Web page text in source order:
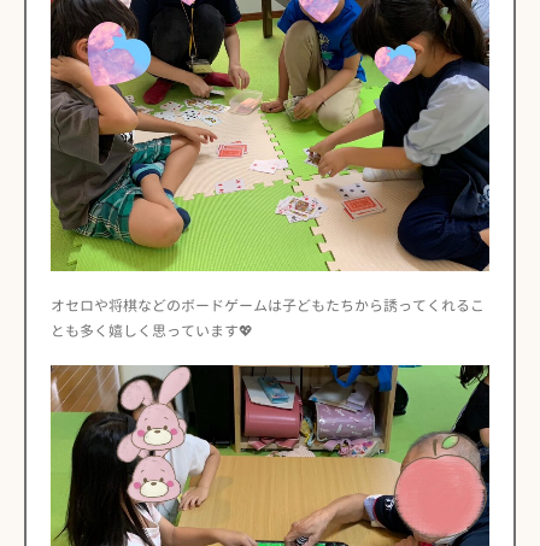
オセロや将棋などのボードゲームは子どもたちから誘ってくれるこ
とも多く嬉しく思っています💖